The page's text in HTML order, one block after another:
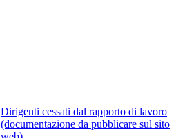
Dirigenti cessati dal rapporto di lavoro
(documentazione da pubblicare sul sito